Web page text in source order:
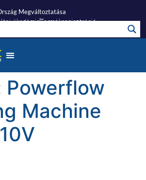
Megváltoztatása
AkadémiaTermékregisztráció
Powerflow
Machine